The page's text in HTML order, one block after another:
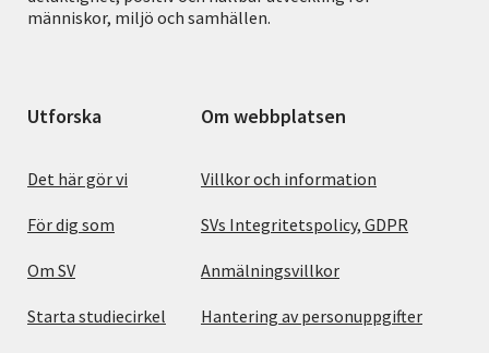
människor, miljö och samhällen.
Utforska
Det här gör vi
För dig som
Om SV
Starta studiecirkel
Om webbplatsen
Villkor och information
SVs Integritetspolicy, GDPR
Anmälningsvillkor
Hantering av personuppgifter